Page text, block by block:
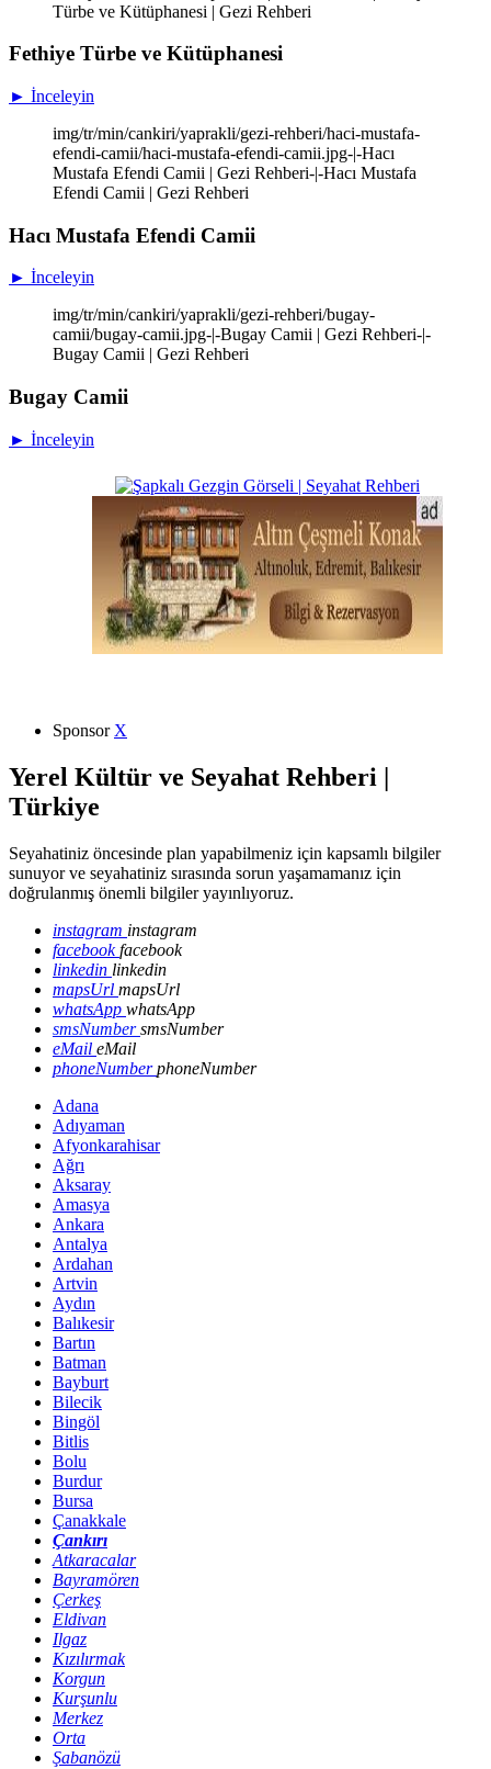
Türbe ve Kütüphanesi | Gezi Rehberi
Fethiye Türbe ve Kütüphanesi
► İnceleyin
img/tr/min/cankiri/yaprakli/gezi-rehberi/haci-mustafa-
efendi-camii/haci-mustafa-efendi-camii.jpg-|-Hacı
Mustafa Efendi Camii | Gezi Rehberi-|-Hacı Mustafa
Efendi Camii | Gezi Rehberi
Hacı Mustafa Efendi Camii
► İnceleyin
img/tr/min/cankiri/yaprakli/gezi-rehberi/bugay-
camii/bugay-camii.jpg-|-Bugay Camii | Gezi Rehberi-|-
Bugay Camii | Gezi Rehberi
Bugay Camii
► İnceleyin
Sponsor X
Yerel Kültür ve Seyahat Rehberi |
Türkiye
Seyahatiniz öncesinde plan yapabilmeniz için kapsamlı bilgiler
sunuyor ve seyahatiniz sırasında sorun yaşamamanız için
doğrulanmış önemli bilgiler yayınlıyoruz.
instagram instagram
facebookfacebook
linkedin linkedin
mapsUrl mapsUrl
whatsApp whatsApp
smsNumbersmsNumber
eMail eMail
phoneNumberphoneNumber
Adana
Adıyaman
Afyonkarahisar
Ağrı
Aksaray
Amasya
Ankara
Antalya
Ardahan
Artvin
Aydın
Balıkesir
Bartın
Batman
Bayburt
Bilecik
Bingöl
Bitlis
Bolu
Burdur
Bursa
Çanakkale
Çankırı
Atkaracalar
Bayramören
Çerkeş
Eldivan
Ilgaz
Kızılırmak
Korgun
Kurşunlu
Merkez
Orta
Şabanözü